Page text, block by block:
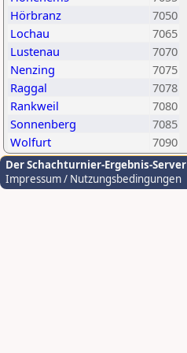
Hörbranz
7050
Lochau
7065
Lustenau
7070
Nenzing
7075
Raggal
7078
Rankweil
7080
Sonnenberg
7085
Wolfurt
7090
Der Schachturnier-Ergebnis-Server
Impressum / Nutzungsbedingungen